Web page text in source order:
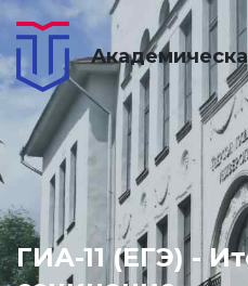
ГИА-11 (ЕГЭ) -